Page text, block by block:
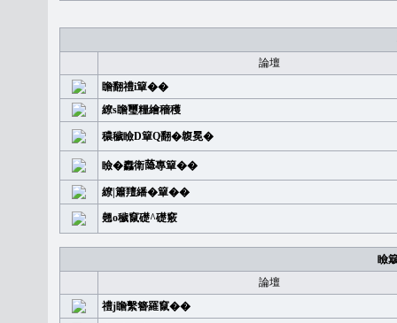
論壇
瞻翻禮i簞��
繚s瞻璽糧繪穡穫
穠穢瞼D簞Q翻�䪖冕�
瞼�䆐衛𦻕專簞��
繚|簫羶繙�簞��
翹o穢竄礎^礎竅
瞼
論壇
禮j瞻繫簪羅竄��